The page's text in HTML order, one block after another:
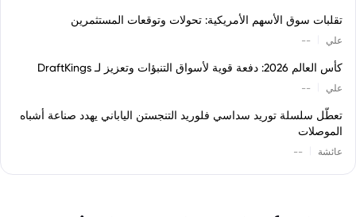
تقلبات سوق الأسهم الأمريكية: تحولات وتوقعات المستثمرين
علي --
كأس العالم 2026: دفعة قوية لأسواق التنبؤات وتعزيز لـ DraftKings
علي --
تعطّل سلسلة توريد سداسي فلوريد التنجستن الياباني يهدد صناعة أشباه
الموصلات
عائشة --